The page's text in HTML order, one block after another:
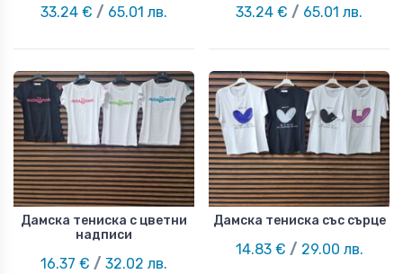
33.24 € / 65.01 лв. 33.24 € / 65.01 лв.
Дамска тениска с цветни
надписи
16.37 € / 32.02 лв.
Дамска тениска със сърце
14.83 € / 29.00 лв.